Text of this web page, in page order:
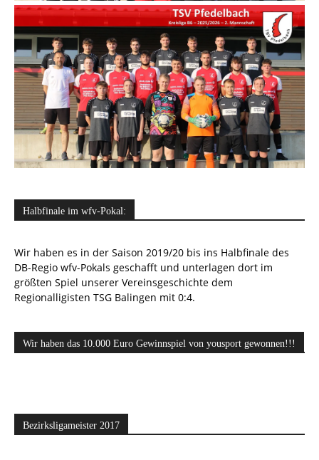
Halbfinale im wfv-Pokal:
Wir haben es in der Saison 2019/20 bis ins Halbfinale des
DB-Regio wfv-Pokals geschafft und unterlagen dort im
größten Spiel unserer Vereinsgeschichte dem
Regionalligisten TSG Balingen mit 0:4.
Wir haben das 10.000 Euro Gewinnspiel von yousport gewonnen!!!
Bezirksligameister 2017